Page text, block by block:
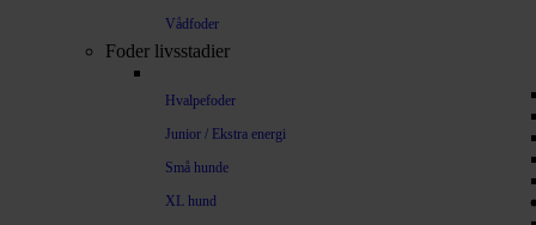
Vådfoder
Foder livsstadier
Hvalpefoder
Junior / Ekstra energi
Små hunde
XL hund